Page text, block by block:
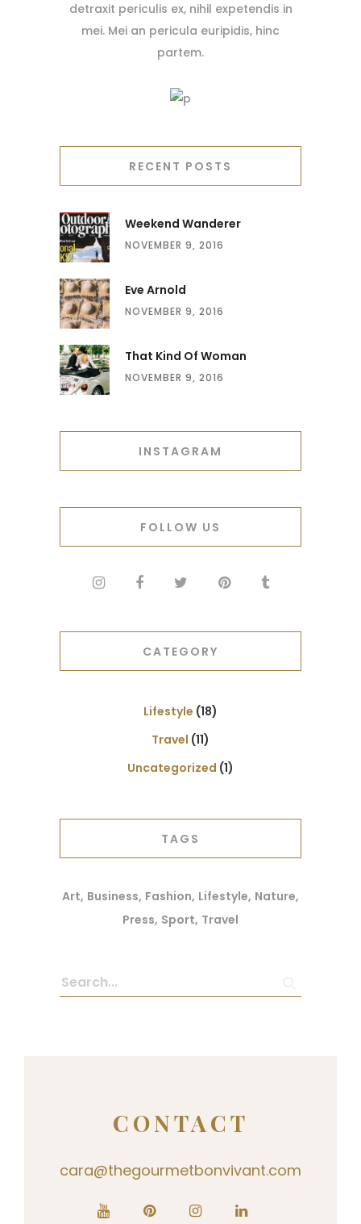
detraxit periculis ex, nihil expetendis in
mei. Mei an pericula euripidis, hinc
partem.
RECENT POSTS
Weekend Wanderer
NOVEMBER 9, 2016
Eve Arnold
NOVEMBER 9, 2016
That Kind Of Woman
NOVEMBER 9, 2016
INSTAGRAM
FOLLOW US
CATEGORY
Lifestyle (18)
Travel (11)
Uncategorized (1)
TAGS
Art Business Fashion Lifestyle Nature
Press Sport Travel
CONTACT
cara@thegourmetbonvivant.com